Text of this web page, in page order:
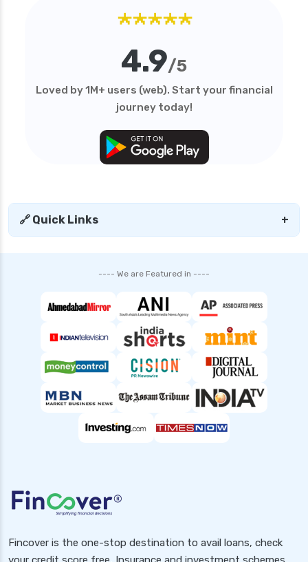
personal loan in maharashtra
personal loan in tamilnadu
personal loan in tirunelveli
personal loan in uttar pradesh
personal loans for medical emergency
sbi personal loan interest rates
tata capital personal loan interest rate
top 10 Personal loan apps
what is a personal loan
★★★★★
4.9/5
Loved by 1M+ users (web). Start your financial
journey today!
🔗 Quick Links +
---- We are Featured in ----
Fincover is the one-stop destination to avail loans, check